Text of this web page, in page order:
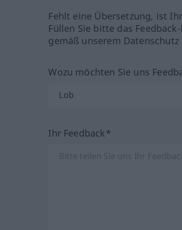
Fehlt eine Übersetzung, ist
Füllen Sie bitte das
gemäß unserem
Wozu möchten Sie uns
Ihr Feedback*